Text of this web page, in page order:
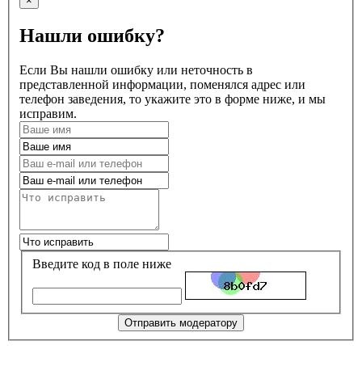
Нашли ошибку?
Если Вы нашли ошибку или неточность в
представленной информации, поменялся адрес или
телефон заведения, то укажите это в форме ниже, и мы
исправим.
Введите код в поле ниже
Отправить модератору